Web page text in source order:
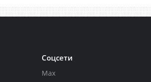
Соцсети
Max